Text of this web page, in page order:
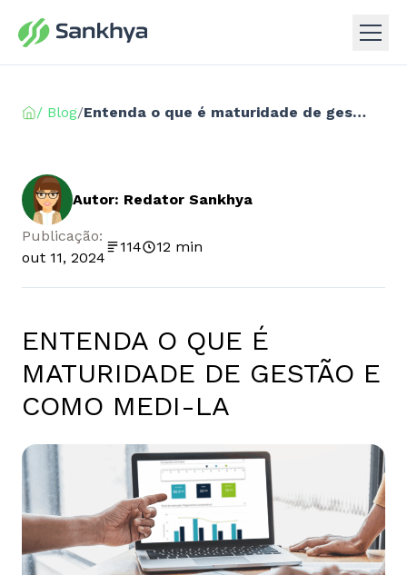
/ Blog/ Entenda o que é maturidade de gestão e como medi-la
Autor: Redator Sankhya
Publicação:
out 11, 2024
114 12 min
ENTENDA O QUE É
MATURIDADE DE GESTÃO E
COMO MEDI-LA